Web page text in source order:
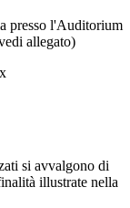
presso l'Auditorium
allegato)
si avvalgono di
illustrate nella